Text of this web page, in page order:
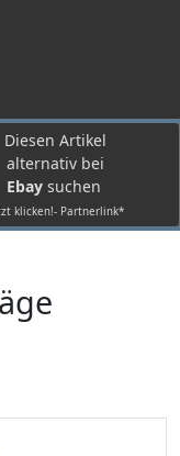
Diesen Artikel
alternativ bei
Ebay suchen
klicken!- Partnerlink*